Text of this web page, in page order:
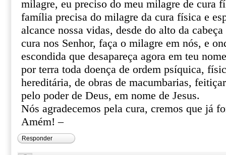
milagre, eu preciso do meu milagre de cura
família precisa do milagre da cura física e
alcance nossa vidas, desde do alto da
cura nos Senhor, faça o milagre em nós, e
escondida que desapareça agora em teu
por terra toda doença de ordem psíquica,
hereditária, de obras de macumbarias,
pelo poder de Deus, em nome de Jesus.
Nós agradecemos pela cura, cremos que já
Amém! –
Responder